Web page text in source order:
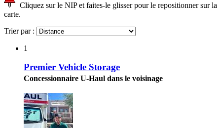
Cliquez sur le NIP et faites-le glisser pour le repositionner sur la
carte.
Trier par :
1
Premier Vehicle Storage
Concessionnaire U-Haul dans le voisinage